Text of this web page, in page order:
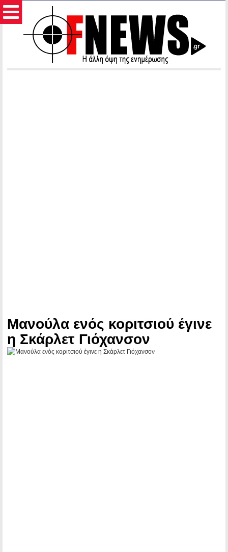
Μανούλα ενός κοριτσιού έγινε
η Σκάρλετ Γιόχανσον